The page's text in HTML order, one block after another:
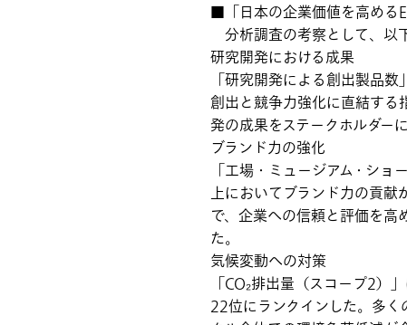
■「日本の企業価値を高める
分析調査の考察として、以
研究開発における成果
「研究開発による創出製品
創出と競争力強化に直結する
発の成果をステークホルダー
ブランド力の強化
「工場・ミュージアム・シ
上においてブランド力の貢献
で、企業への信頼と評価を
た。
気候変動への対策
「CO₂排出量（スコープ2
22位にランクインした。多